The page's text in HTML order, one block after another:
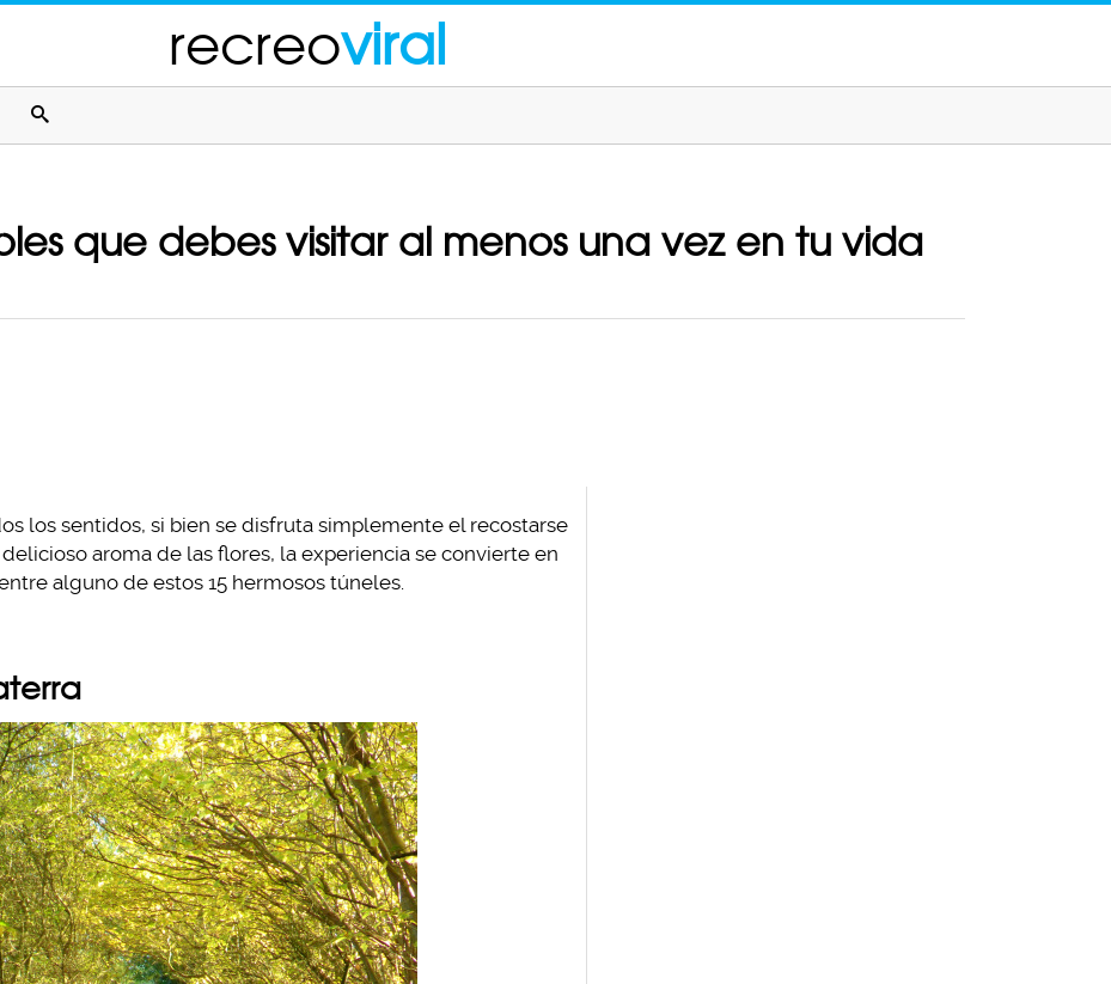
recreoviral
que debes visitar al menos una vez en tu vida
los sentidos, si bien se disfruta simplemente el recostarse
aroma de las flores, la experiencia se convierte en
alguno de estos 15 hermosos túneles.